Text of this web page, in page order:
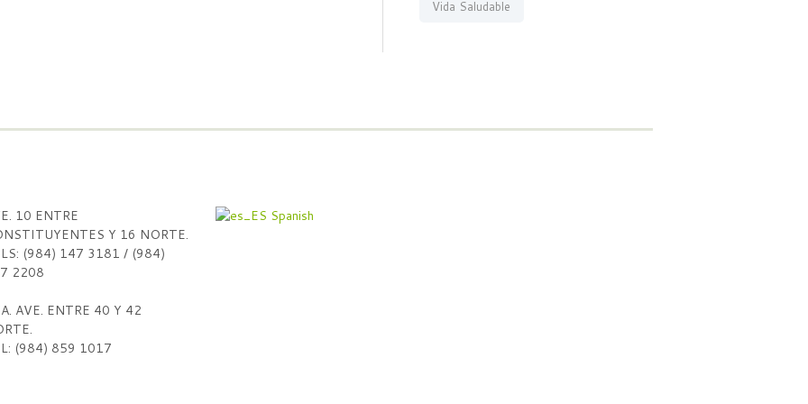
Vida Saludable
10 ENTRE
Y 16 NORTE.
(984) 147 3181 / (984)
2208
AVE. ENTRE 40 Y 42
(984) 859 1017
Spanish